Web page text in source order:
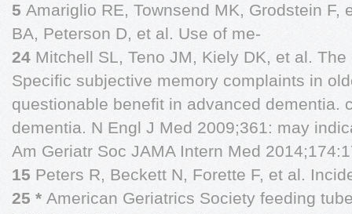
5 Amariglio RE, Townsend MK, Grodstein F,
BA, Peterson D, et al. Use of me-
24 Mitchell SL, Teno JM, Kiely DK, et al. The
Specific subjective memory complaints in
questionable benefit in advanced dementia.
dementia. N Engl J Med 2009;361: may
Am Geriatr Soc JAMA Intern Med
15 Peters R, Beckett N, Forette F, et al.
25 * American Geriatrics Society feeding